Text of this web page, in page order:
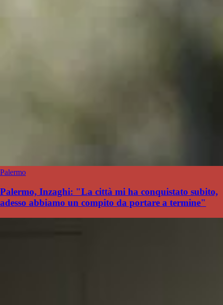
Palermo
Palermo, Inzaghi: "La città mi ha conquistato subito,
adesso abbiamo un compito da portare a termine"